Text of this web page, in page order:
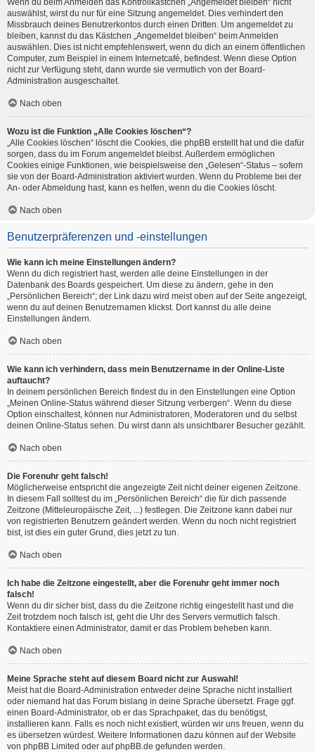
Wenn du beim Anmelden das Kontrollkästchen „Angemeldet bleiben“ nicht
auswählst, wirst du nur für eine Sitzung angemeldet. Dies verhindert den
Missbrauch deines Benutzerkontos durch einen Dritten. Um angemeldet zu
bleiben, kannst du das Kästchen „Angemeldet bleiben“ beim Anmelden
auswählen. Dies ist nicht empfehlenswert, wenn du dich an einem öffentlichen
Computer, zum Beispiel in einem Internetcafé, befindest. Wenn diese Option
nicht zur Verfügung steht, dann wurde sie vermutlich von der Board-
Administration ausgeschaltet.
Nach oben
Wozu ist die Funktion „Alle Cookies löschen“?
„Alle Cookies löschen“ löscht die Cookies, die phpBB erstellt hat und die dafür
sorgen, dass du im Forum angemeldet bleibst. Außerdem ermöglichen
Cookies einige Funktionen, wie beispielsweise den „Gelesen“-Status – sofern
sie von der Board-Administration aktiviert wurden. Wenn du Probleme bei der
An- oder Abmeldung hast, kann es helfen, wenn du die Cookies löscht.
Nach oben
Benutzerpräferenzen und -einstellungen
Wie kann ich meine Einstellungen ändern?
Wenn du dich registriert hast, werden alle deine Einstellungen in der
Datenbank des Boards gespeichert. Um diese zu ändern, gehe in den
„Persönlichen Bereich“; der Link dazu wird meist oben auf der Seite angezeigt,
wenn du auf deinen Benutzernamen klickst. Dort kannst du alle deine
Einstellungen ändern.
Nach oben
Wie kann ich verhindern, dass mein Benutzername in der Online-Liste
auftaucht?
In deinem persönlichen Bereich findest du in den Einstellungen eine Option
„Meinen Online-Status während dieser Sitzung verbergen“. Wenn du diese
Option einschaltest, können nur Administratoren, Moderatoren und du selbst
deinen Online-Status sehen. Du wirst dann als unsichtbarer Besucher gezählt.
Nach oben
Die Forenuhr geht falsch!
Möglicherweise entspricht die angezeigte Zeit nicht deiner eigenen Zeitzone.
In diesem Fall solltest du im „Persönlichen Bereich“ die für dich passende
Zeitzone (Mitteleuropäische Zeit, ...) festlegen. Die Zeitzone kann dabei nur
von registrierten Benutzern geändert werden. Wenn du noch nicht registriert
bist, ist dies ein guter Grund, dies jetzt zu tun.
Nach oben
Ich habe die Zeitzone eingestellt, aber die Forenuhr geht immer noch
falsch!
Wenn du dir sicher bist, dass du die Zeitzone richtig eingestellt hast und die
Zeit trotzdem noch falsch ist, geht die Uhr des Servers vermutlich falsch.
Kontaktiere einen Administrator, damit er das Problem beheben kann.
Nach oben
Meine Sprache steht auf diesem Board nicht zur Auswahl!
Meist hat die Board-Administration entweder deine Sprache nicht installiert
oder niemand hat das Forum bislang in deine Sprache übersetzt. Frage ggf.
einen Board-Administrator, ob er das Sprachpaket, das du benötigst,
installieren kann. Falls es noch nicht existiert, würden wir uns freuen, wenn du
es übersetzen würdest. Weitere Informationen dazu können auf der Website
von phpBB Limited oder aufphpBB.de gefunden werden.